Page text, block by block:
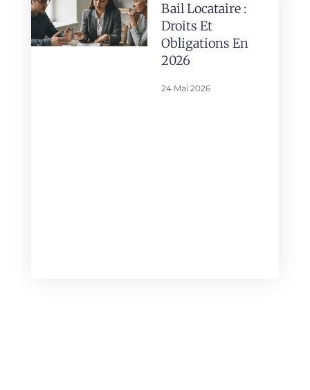
Bail Locataire :
Droits Et
Obligations En
2026
24 Mai 2026